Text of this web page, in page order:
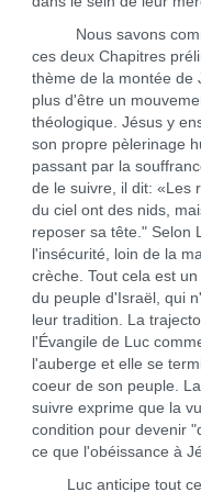
Nous savons
ces deux Chapitres
thème de la montée de
plus d'être un
théologique. Jésus y
son propre pèlerinage
passant par la
de le suivre, il dit: «Les
du ciel ont des nids,
reposer sa tête." Selon
l'insécurité, loin de la
crèche. Tout cela est
du peuple d'Israël, qui
leur tradition. La
l'Évangile de Luc
l'auberge et elle se
coeur de son peuple.
suivre exprime que la
condition pour devenir
ce que l'obéissance à
Luc anticipe tout cet